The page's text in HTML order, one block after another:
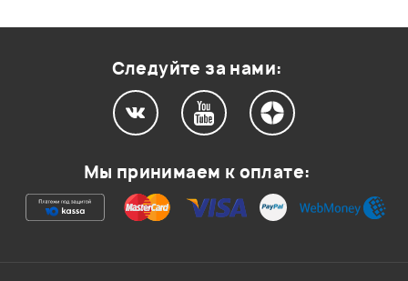
Ваша оценка:
Следуйте за нами:
Мы принимаем к оплате: